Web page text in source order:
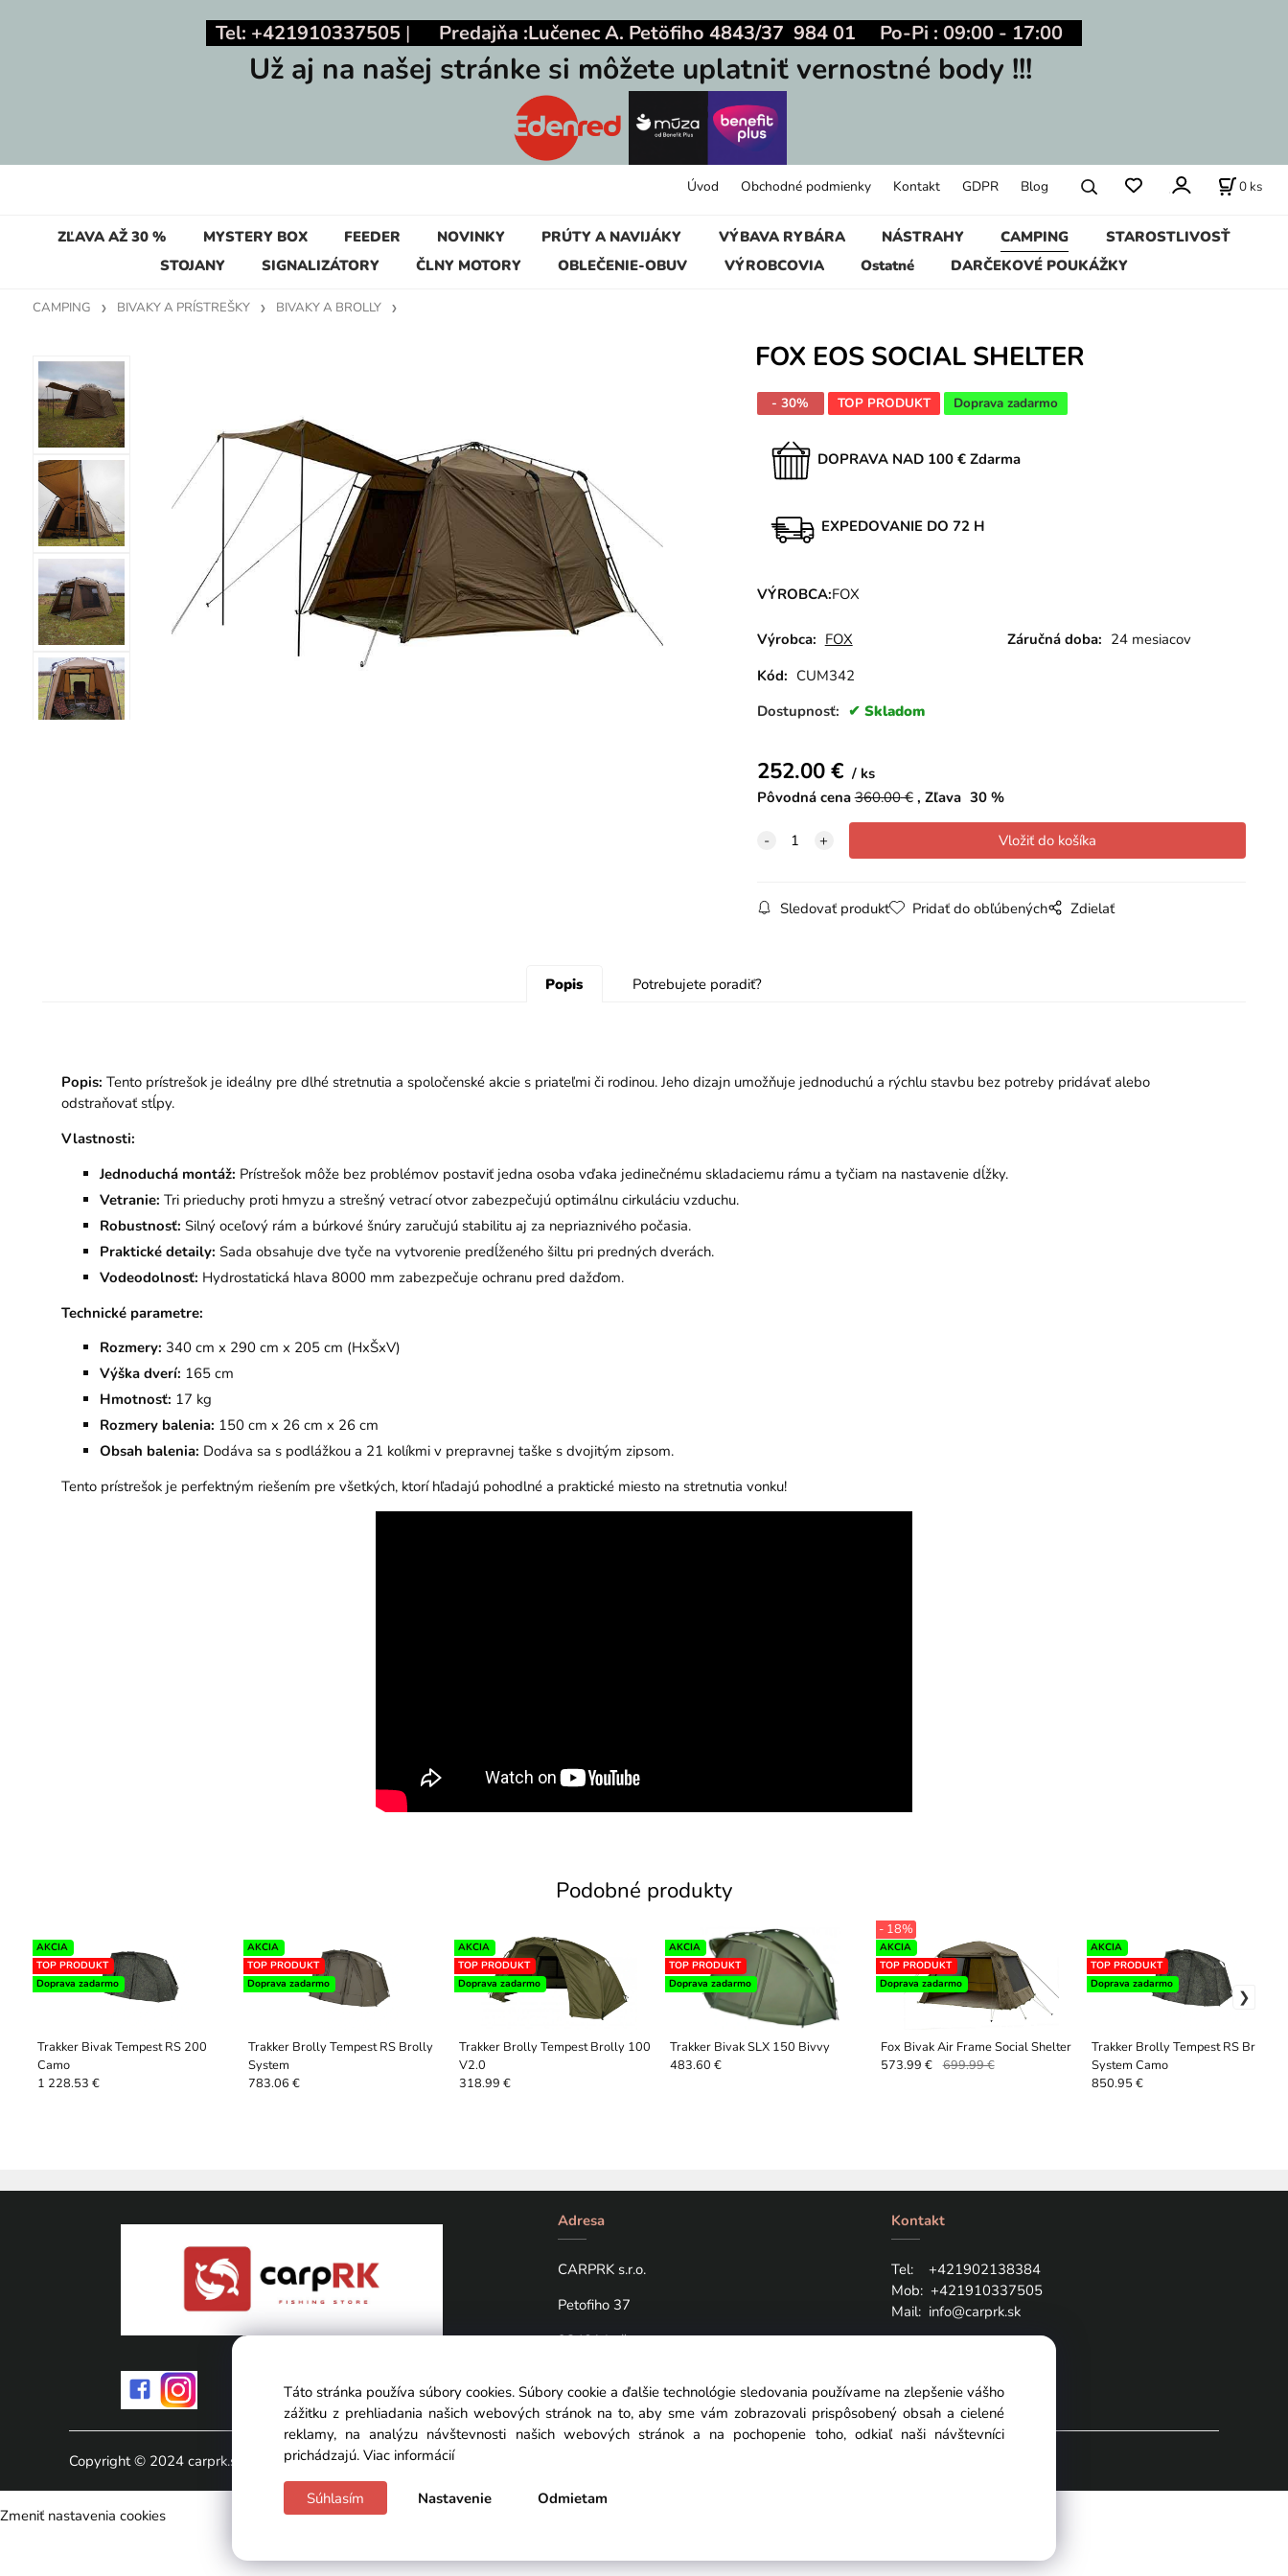
Tel: +421910337505 | Predajňa :Lučenec A. Petöfiho 4843/37 984 01 Po-Pi : 09:00 - 17:00
Už aj na našej stránke si môžete uplatniť vernostné body !!!
ZĽAVA AŽ 30 % MYSTERY BOX FEEDER NOVINKY PRÚTY A NAVIJÁKY VÝBAVA RYBÁRA NÁSTRAHY CAMPING
STAROSTLIVOSŤ
STOJANY
SIGNALIZÁTORY ČLNY MOTORY OBLEČENIE-OBUV VÝROBCOVIA Ostatné DARČEKOVÉ POUKÁŽKY
Úvod Obchodné podmienky Kontakt GDPR Blog 0 ks
CAMPING BIVAKY A PRÍSTREŠKY BIVAKY A BROLLY
FOX EOS SOCIAL SHELTER
- 30% TOP PRODUKT Doprava zadarmo
DOPRAVA NAD 100 € Zdarma
EXPEDOVANIE DO 72 H
VÝROBCA:FOX
Výrobca: FOX Záručná doba: 24 mesiacov
Kód: CUM342
Dostupnosť:
Skladom
252.00€
ks
Pôvodná cena 360.00€ Zľava 30%
Sledovať produkt Pridať do obľúbených Zdielať
Popis Potrebujete poradiť?
Popis: Tento prístrešok je ideálny pre dlhé stretnutia a spoločenské akcie s priateľmi či rodinou. Jeho dizajn umožňuje jednoduchú a rýchlu stavbu bez potreby pridávať alebo
odstraňovať stĺpy.
Vlastnosti:
Jednoduchá montáž: Prístrešok môže bez problémov postaviť jedna osoba vďaka jedinečnému skladaciemu rámu a tyčiam na nastavenie dĺžky.
Vetranie: Tri prieduchy proti hmyzu a strešný vetrací otvor zabezpečujú optimálnu cirkuláciu vzduchu.
Robustnosť: Silný oceľový rám a búrkové šnúry zaručujú stabilitu aj za nepriaznivého počasia.
Praktické detaily: Sada obsahuje dve tyče na vytvorenie predĺženého šiltu pri predných dverách.
Vodeodolnosť: Hydrostatická hlava 8000 mm zabezpečuje ochranu pred dažďom.
Technické parametre:
Rozmery: 340 cm x 290 cm x 205 cm (HxŠxV)
Výška dverí: 165 cm
Hmotnosť: 17 kg
Rozmery balenia: 150 cm x 26 cm x 26 cm
Obsah balenia: Dodáva sa s podlážkou a 21 kolíkmi v prepravnej taške s dvojitým zipsom.
Tento prístrešok je perfektným riešením pre všetkých, ktorí hľadajú pohodlné a praktické miesto na stretnutia vonku!
Podobné produkty
Trakker Bivak Tempest RS 200
Camo
AKCIA
TOP PRODUKT
Doprava zadarmo
1 228.53 €
Trakker Brolly Tempest RS Brolly
System
AKCIA
TOP PRODUKT
Doprava zadarmo
783.06 €
Trakker Brolly Tempest Brolly 100
V2.0
AKCIA
TOP PRODUKT
Doprava zadarmo
318.99 €
Trakker Bivak SLX 150 Bivvy
AKCIA
TOP PRODUKT
Doprava zadarmo
483.60 €
Fox Bivak Air Frame Social Shelter
AKCIA
TOP PRODUKT
Doprava zadarmo
- 18%
573.99 € 699.99 €
Trakker Brolly Tempest RS Brolly
System Camo
AKCIA
TOP PRODUKT
Doprava zadarmo
850.95 €
Adresa
CARPRK s.r.o.
Petofiho 37
98401 Lučenec
Kontakt
Tel: +421902138384
Mob: +421910337505
Mail: info@carprk.sk
Copyright © 2024 carprk.sk, All rights reserved
Zmeniť nastavenia cookies
Táto stránka používa súbory cookies. Súbory cookie a ďalšie technológie sledovania používame na zlepšenie vášho
zážitku z prehliadania našich webových stránok na to, aby sme vám zobrazovali prispôsobený obsah a cielené
reklamy, na analýzu návštevnosti našich webových stránok a na pochopenie toho, odkiaľ naši návštevníci
prichádzajú. Viac informácií
Súhlasím Nastavenie Odmietam